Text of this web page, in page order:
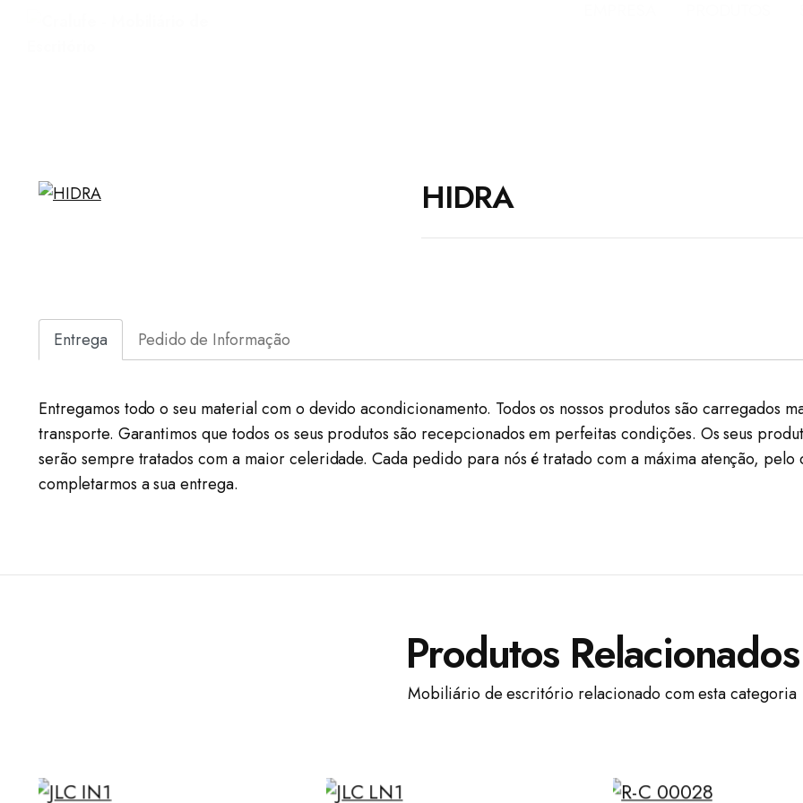
HIDRA
Entrega Pedido de Informação
Entregamos todo o seu material com o devido acondicionamento. Todos os nossos produtos são carregados
transporte. Garantimos que todos os seus produtos são recepcionados em perfeitas condições. Os seus
serão sempre tratados com a maior celeridade. Cada pedido para nós é tratado com a máxima atenção,
completarmos a sua entrega.
Produtos Relacionados
Mobiliário de escritório relacionado com esta categoria